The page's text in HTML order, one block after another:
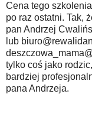
Cena tego
po raz ostatni. Tak,
pan Andrzej
lub
tylko coś jako
bardziej
pana Andrzeja.